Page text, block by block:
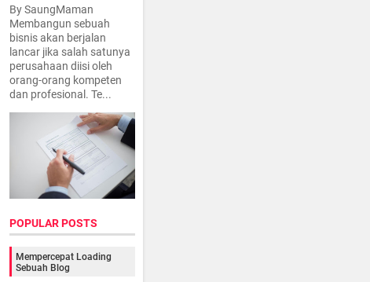
By SaungMaman
Membangun sebuah
bisnis akan berjalan
lancar jika salah satunya
perusahaan diisi oleh
orang-orang kompeten
dan profesional. Te...
POPULAR POSTS
Mempercepat Loading
Sebuah Blog